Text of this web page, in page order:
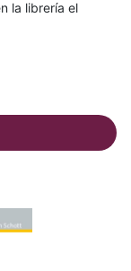
la librería el